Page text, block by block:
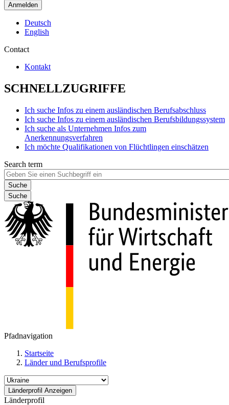
Anmelden
Deutsch
English
Contact
Kontakt
SCHNELLZUGRIFFE
Ich suche Infos zu einem ausländischen Berufsabschluss
Ich suche Infos zu einem ausländischen Berufsbildungssystem
Ich suche als Unternehmen Infos zum
Anerkennungsverfahren
Ich möchte Qualifikationen von Flüchtlingen einschätzen
Search term
Suche
Pfadnavigation
Startseite
Länder und Berufsprofile
Länderprofil